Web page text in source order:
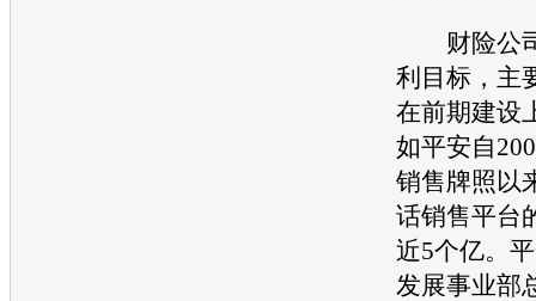
财险公司
利目标，主
在前期建设
如平安自
销售牌照以
话销售平台
近5个亿。
发展事业部